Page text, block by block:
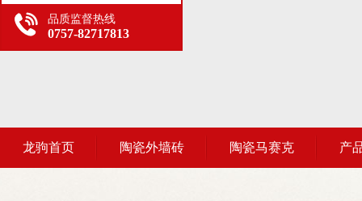
品质监督热线
0757-82717813
龙驹首页 陶瓷外墙砖 陶瓷马赛克 产